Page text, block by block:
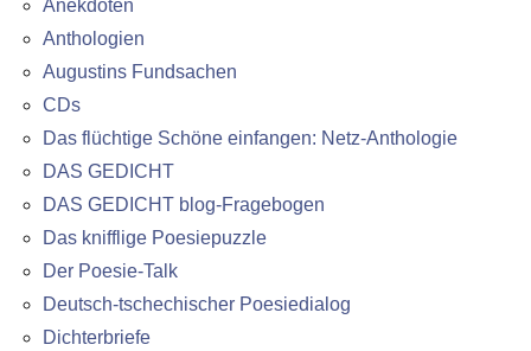
Anekdoten
Anthologien
Augustins Fundsachen
CDs
Das flüchtige Schöne einfangen: Netz-Anthologie
DAS GEDICHT
DAS GEDICHT blog-Fragebogen
Das knifflige Poesiepuzzle
Der Poesie-Talk
Deutsch-tschechischer Poesiedialog
Dichterbriefe